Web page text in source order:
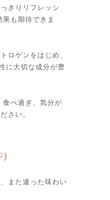
きりリフレッシ
も期待できま
ロゲンをはじめ、
に大切な成分が豊
べ過ぎ、気分が
さい。
)
また違った味わい